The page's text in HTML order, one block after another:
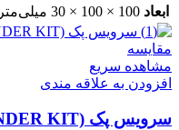
ابعاد 100 × 100 × 30 میلی‌متر
مقایسه
مشاهده سریع
افزودن به علاقه مندی
سرویس پک SP1967-5 (MASTER CYLINDER KIT)